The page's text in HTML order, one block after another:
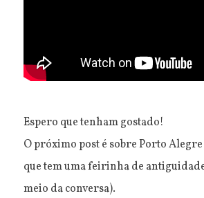
Espero que tenham gostado!
O próximo post é sobre Porto
que tem uma feirinha de
meio da conversa).